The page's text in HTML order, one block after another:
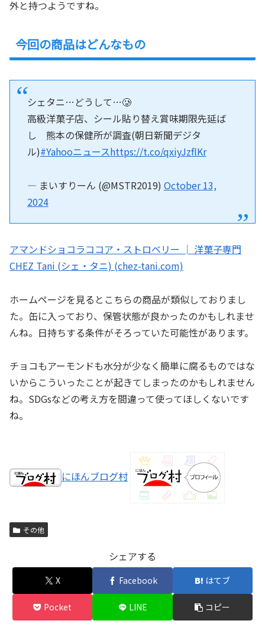
外と持つようですね。
今回の商品はどんなもの
シェタニ…どうして…🥲
高級洋菓子店、シール貼り替え賞味期限先延ば
し 熊本の保健所が調査(朝日新聞デジタ
ル)#Yahooニュースhttps://t.co/qxiyJzflKr
— まいすりーん (@MSTR2019) October 13,
2024
アマンドショコラココア・ストロベリー │ 洋菓子専門
CHEZ Tani (シェ・タニ) (chez-tani.com)
ホームページを見るとこちらの商品が類似しておりまし
た。缶に入っており、保管状態が良かったのかもしれませ
んね。日持ちする条件がそろっていた可能性があります。
チョコもアーモンドも水分が少なく簡単に腐るものではな
いからこういったことが起きてしまったのかもしれません
ね。SDGsなどの考え方を間違って使ってほしくないです
ね。
にほんブログ村
その他
シェアする
X Facebook はてブ
Pocket LINE コピー